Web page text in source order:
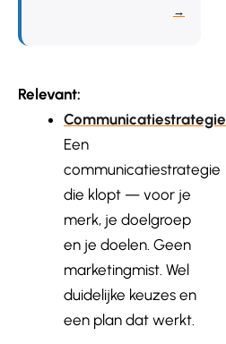
→
Relevant:
Communicatiestrategie
Een
communicatiestrategie
die klopt — voor je
merk, je doelgroep
en je doelen. Geen
marketingmist. Wel
duidelijke keuzes en
een plan dat werkt.